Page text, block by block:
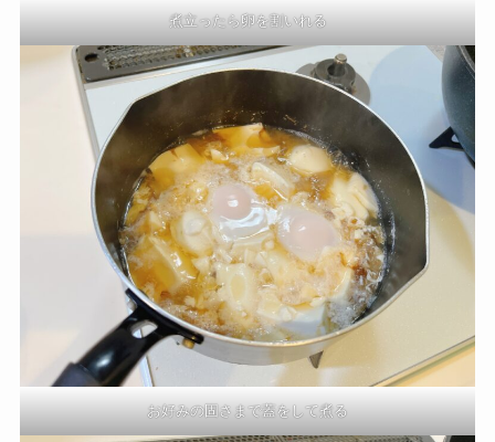
煮立ったら卵を割いれる
お好みの固さまで蓋をして煮る